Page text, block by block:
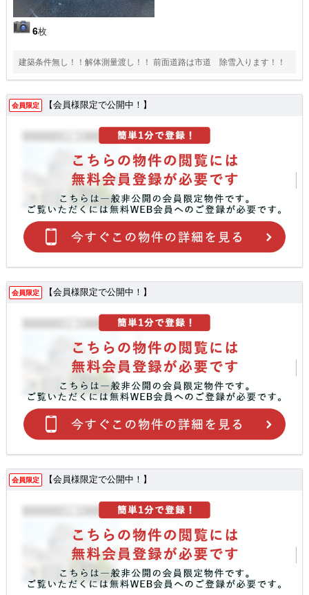
6枚
建築条件無し！！解体測量渡し！！ 前面道路は市道 除雪入ります！！
会員限定 【会員様限定で公開中！】
会員限定 【会員様限定で公開中！】
会員限定 【会員様限定で公開中！】